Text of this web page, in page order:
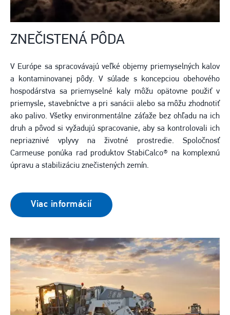
ZNEČISTENÁ PÔDA
V Európe sa spracovávajú veľké objemy priemyselných kalov
a kontaminovanej pôdy. V súlade s koncepciou obehového
hospodárstva sa priemyselné kaly môžu opätovne použiť v
priemysle, stavebníctve a pri sanácii alebo sa môžu zhodnotiť
ako palivo. Všetky environmentálne záťaže bez ohľadu na ich
druh a pôvod si vyžadujú spracovanie, aby sa kontrolovali ich
nepriaznivé vplyvy na životné prostredie. Spoločnosť
Carmeuse ponúka rad produktov StabiCalco® na komplexnú
úpravu a stabilizáciu znečistených zemín.
Viac informácií